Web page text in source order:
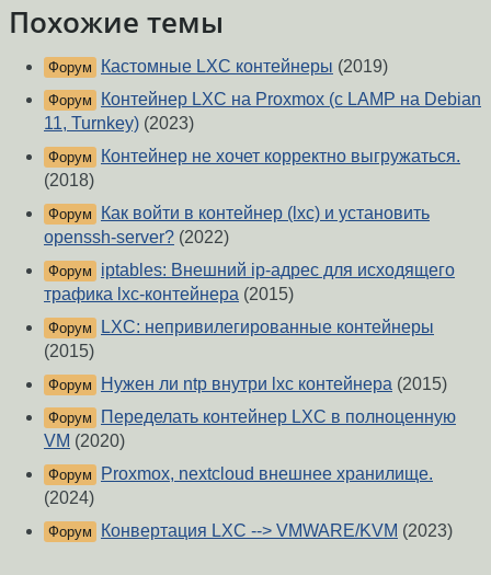
Похожие темы
Форум Кастомные LXC контейнеры (2019)
Форум
Контейнер LXC на Proxmox (с LAMP на Debian
11, Turnkey) (2023)
Форум
Контейнер не хочет корректно выгружаться.
(2018)
Форум
Как войти в контейнер (lxc) и установить
openssh-server? (2022)
Форум
iptables: Внешний ip-адрес для исходящего
трафика lxc-контейнера (2015)
Форум
LXC: непривилегированные контейнеры
(2015)
Форум Нужен ли ntp внутри lxc контейнера (2015)
Форум
Переделать контейнер LXC в полноценную
VM (2020)
Форум
Proxmox, nextcloud внешнее хранилище.
(2024)
Форум Конвертация LXC --> VMWARE/KVM (2023)